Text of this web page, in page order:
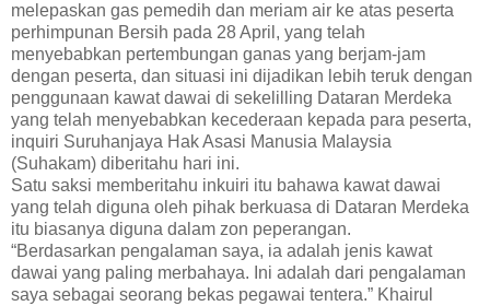
melepaskan gas pemedih dan meriam air ke atas peserta
perhimpunan Bersih pada 28 April, yang telah
menyebabkan pertembungan ganas yang berjam-jam
dengan peserta, dan situasi ini dijadikan lebih teruk dengan
penggunaan kawat dawai di sekelilling Dataran Merdeka
yang telah menyebabkan kecederaan kepada para peserta,
inquiri Suruhanjaya Hak Asasi Manusia Malaysia
(Suhakam) diberitahu hari ini.
Satu saksi memberitahu inkuiri itu bahawa kawat dawai
yang telah diguna oleh pihak berkuasa di Dataran Merdeka
itu biasanya diguna dalam zon peperangan.
“Berdasarkan pengalaman saya, ia adalah jenis kawat
dawai yang paling merbahaya. Ini adalah dari pengalaman
saya sebagai seorang bekas pegawai tentera.” Khairul